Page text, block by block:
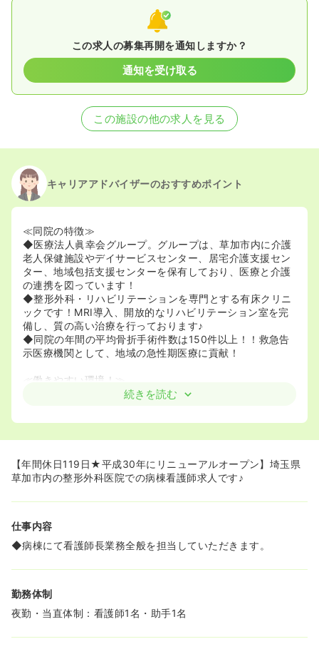
この求人の募集再開を通知しますか？
通知を受け取る
この施設の他の求人を見る
キャリアアドバイザーのおすすめポイント
≪同院の特徴≫
◆医療法人眞幸会グループ。グループは、草加市内に介護
老人保健施設やデイサービスセンター、居宅介護支援セン
ター、地域包括支援センターを保有しており、医療と介護
の連携を図っています！
◆整形外科・リハビリテーションを専門とする有床クリニ
ックです！MRI導入、開放的なリハビリテーション室を完
備し、質の高い治療を行っております♪
◆同院の年間の平均骨折手術件数は150件以上！！救急告
示医療機関として、地域の急性期医療に貢献！
≪働きやすい環境！≫
◆育児休業、介護休業取得実績があるなど、家庭と仕事の
◆同院では再雇用制度を起用しています！そのため、長く
イルに合わせた働き方ができます☆
◆無料駐車場があり、マイカー通勤が可能です★
続きを読む
【年間休日119日★平成30年にリニューアルオープン】埼玉県
草加市内の整形外科医院での病棟看護師求人です♪
仕事内容
◆病棟にて看護師長業務全般を担当していただきます。
勤務体制
夜勤・当直体制：看護師1名・助手1名